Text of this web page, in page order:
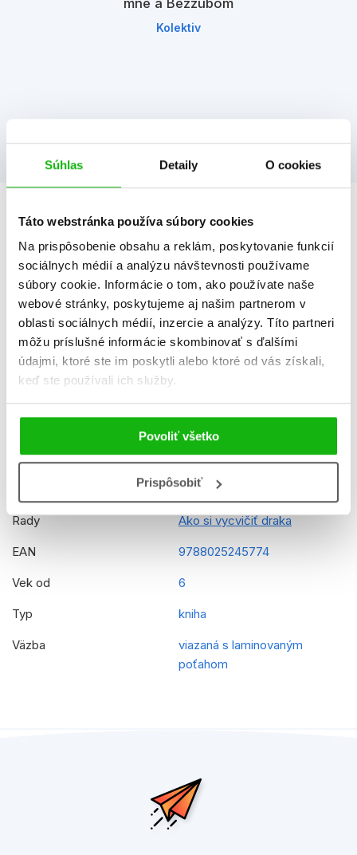
Súhlas Detaily O cookies
Táto webstránka používa súbory cookies
Na prispôsobenie obsahu a reklám, poskytovanie funkcií
sociálnych médií a analýzu návštevnosti používame
súbory cookie. Informácie o tom, ako používate naše
webové stránky, poskytujeme aj našim partnerom v
oblasti sociálnych médií, inzercie a analýzy. Títo partneri
môžu príslušné informácie skombinovať s ďalšími
údajmi, ktoré ste im poskytli alebo ktoré od vás získali,
keď ste používali ich služby.
Povoliť všetko
Prispôsobiť
mne a Bezzubom
Kolektiv
Informácie
Žáner
dobrodružstvo
ilustrované knihy
Počet strán 96
K stiahnutiu Ukážka.pdf
225x275 mm
Hmotnosť 0,532 kg
slovenčina
Rady Ako si vycvičiť draka
EAN 9788025245774
Vek od 6
Typ kniha
Väzba
viazaná s laminovaným
poťahom